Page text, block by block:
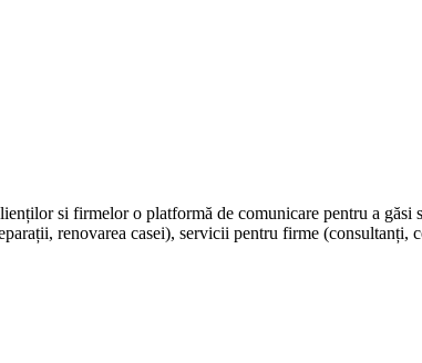
si firmelor o platformă de comunicare pentru a
renovarea casei), servicii pentru firme